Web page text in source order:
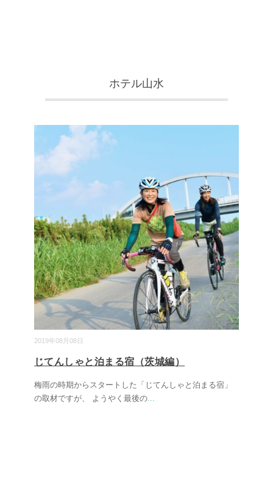
ホテル山水
2019年08月08日
じてんしゃと泊まる宿（茨城編）
梅雨の時期からスタートした「じてんしゃと泊まる宿」
の取材ですが、 ようやく最後の...